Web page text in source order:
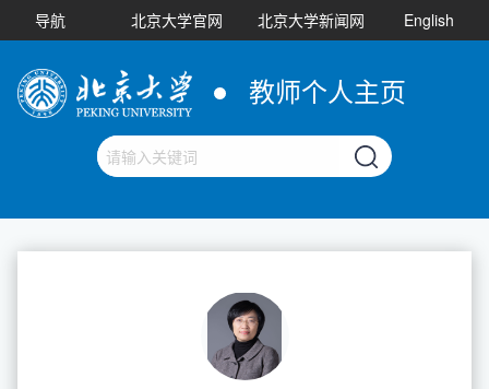
导航 北京大学官网 北京大学新闻网 English
教师个人主页